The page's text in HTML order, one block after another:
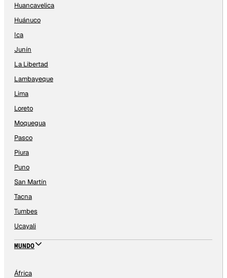
Huancavelica
Huánuco
Ica
Junín
La Libertad
Lambayeque
Lima
Loreto
Moquegua
Pasco
Piura
Puno
San Martín
Tacna
Tumbes
Ucayali
MUNDO
África